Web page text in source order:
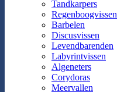
Tandkarpers
Regenboogvissen
Barbelen
Discusvissen
Levendbarenden
Labyrintvissen
Algeneters
Corydoras
Meervallen